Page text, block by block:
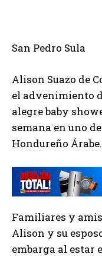
San Pedro Sula
Alison Suazo de
el advenimiento
alegre baby
semana en uno
Hondureño Árabe.
Familiares y
Alison y su
embarga al estar